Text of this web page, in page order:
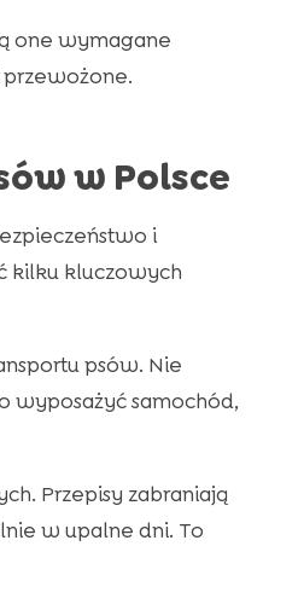
one wymagane
w Polsce
i
kilku kluczowych
psów. Nie
wyposażyć samochód,
Przepisy zabraniają
w upalne dni. To